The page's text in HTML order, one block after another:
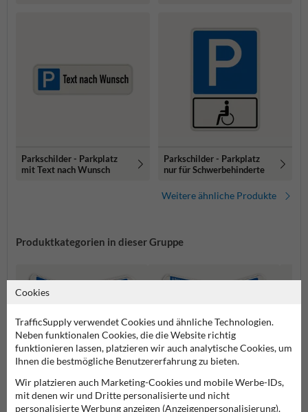
Parkschilder - Parkplatz
mit Text nach Wunsch
Parkschilder - Parkplatz
nur für Schwerbehinderte
Weitere ähnliche Produkte
Produktkategorien in dieser Gruppe
Behindertenparkplatz
Cookies
TrafficSupply verwendet Cookies und ähnliche Technologien.
Neben funktionalen Cookies, die die Website richtig
funktionieren lassen, platzieren wir auch analytische Cookies, um
Ihnen die bestmögliche Benutzererfahrung zu bieten.
Wir platzieren auch Marketing-Cookies und mobile Werbe-IDs,
mit denen wir und Dritte personalisierte und nicht
personalisierte Werbung anzeigen (Anzeigenpersonalisierung).